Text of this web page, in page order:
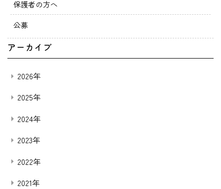
保護者の方へ
公募
アーカイブ
2026年
2025年
2024年
2023年
2022年
2021年